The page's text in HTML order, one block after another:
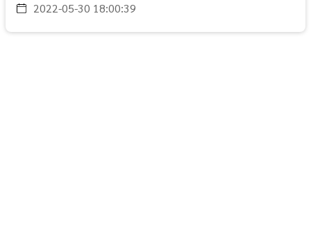
2022-05-30 18:00:39